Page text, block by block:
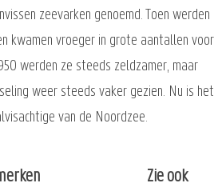
zeevarken genoemd. Toen werden
kwamen vroeger in grote aantallen voor
werden ze steeds zeldzamer, maar
weer steeds vaker gezien. Nu is het
van de Noordzee.
Zie ook